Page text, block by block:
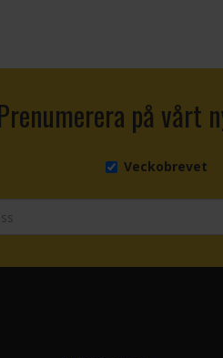
på vårt
Veckobrevet